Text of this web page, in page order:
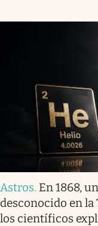
Astros. En 1868,
desconocido en la
los científicos